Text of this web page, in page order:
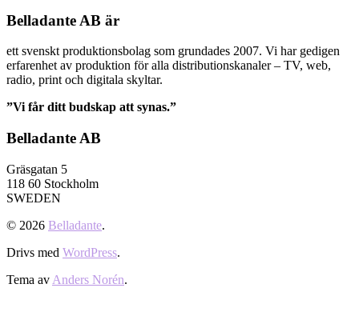
Belladante AB är
ett svenskt produktionsbolag som grundades 2007. Vi har gedigen
erfarenhet av produktion för alla distributionskanaler – TV, web,
radio, print och digitala skyltar.
”Vi får ditt budskap att synas.”
Belladante AB
Gräsgatan 5
118 60 Stockholm
SWEDEN
© 2026 Belladante.
Drivs med WordPress.
Tema av Anders Norén.